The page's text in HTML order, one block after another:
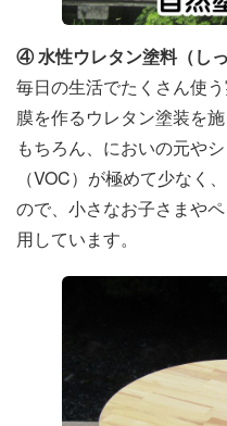
④ 水性ウレタン塗料（し
毎日の生活でたくさん使
膜を作るウレタン塗装を施
もちろん、においの元や
（VOC）が極めて少なく
ので、小さなお子さまや
用しています。